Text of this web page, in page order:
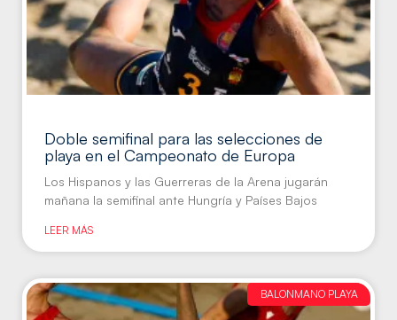
Doble semifinal para las selecciones de
playa en el Campeonato de Europa
Los Hispanos y las Guerreras de la Arena jugarán
mañana la semifinal ante Hungría y Países Bajos
LEER MÁS
BALONMANO PLAYA